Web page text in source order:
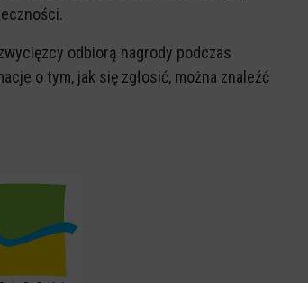
odbiorą nagrody podczas
o tym, jak się zgłosić, można znaleźć